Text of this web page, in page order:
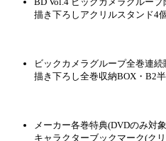
描き下ろしアクリルスタンド4
ビックカメラグループ全巻連
描き下ろし全巻収納BOX・B2
メーカー各巻特典(DVDのみ対
キャラクターブックマーク(ク